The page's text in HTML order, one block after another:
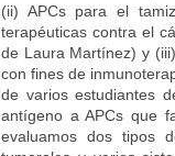
(ii) APCs para el
terapéuticas contra el
de Laura Martínez) y
con fines de
de varios estudiantes
antígeno a APCs que
evaluamos dos tipos